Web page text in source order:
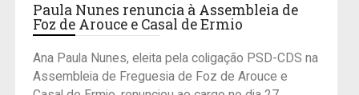
Paula Nunes renuncia à Assembleia de
Foz de Arouce e Casal de Ermio
Ana Paula Nunes, eleita pela coligação PSD-CDS na
Assembleia de Freguesia de Foz de Arouce e